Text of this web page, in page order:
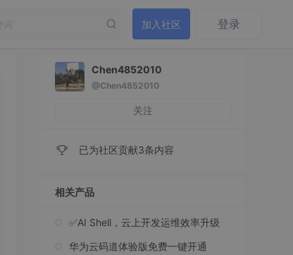
加入社区 登录
Chen4852010
@Chen4852010
关注
已为社区贡献3条内容
相关产品
✅AI Shell，云上开发运维效率升级
华为云码道体验版免费一键开通